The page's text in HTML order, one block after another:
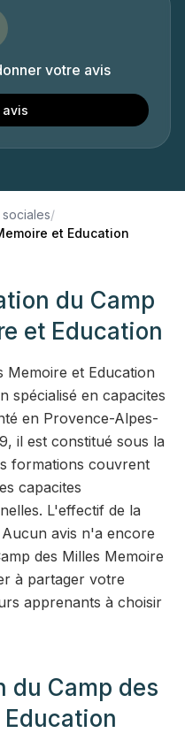
votre avis
avis
/
et Education
du Camp
et Education
Memoire et Education
spécialisé en capacites
en Provence-Alpes-
il est constitué sous la
formations couvrent
capacites
L'effectif de la
avis n'a encore
des Milles Memoire
à partager votre
apprenants à choisir
du Camp des